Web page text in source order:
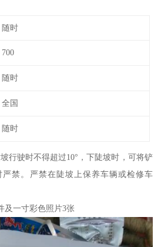
随时
700
随时
全国
随时
行驶时不得超过10°，下陡坡时，可将铲
禁。严禁在陡坡上保养车辆或检修车
及一寸彩色照片3张